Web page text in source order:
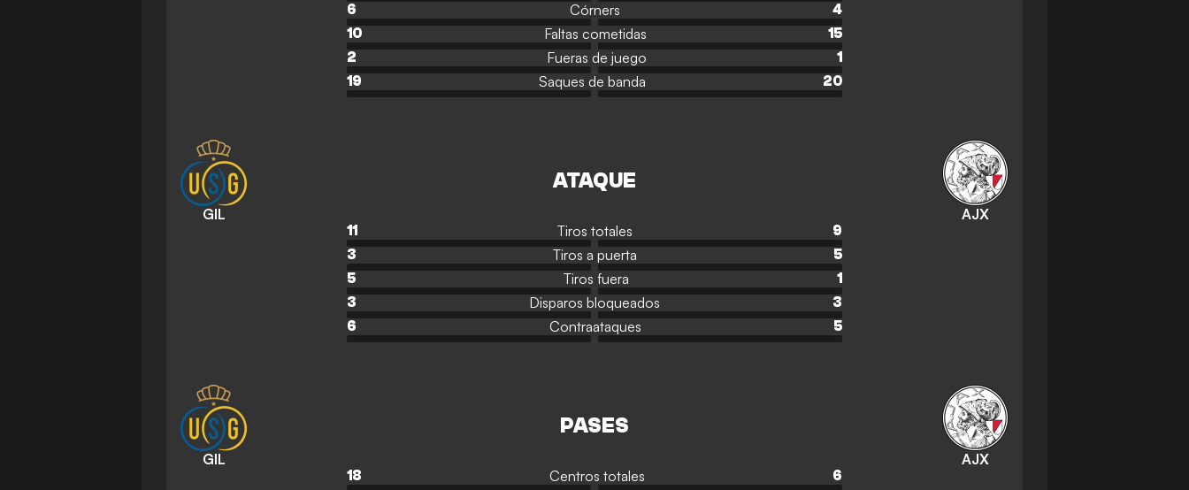
6
Córners
4
10
Faltas cometidas
15
2
Fueras de juego
1
19
Saques de banda 20
GIL
ATAQUE
AJX
11 Tiros totales
9
3
Tiros a puerta
5
5
Tiros fuera
1
3
Disparos bloqueados
3
6
Contraataques 5
GIL
PASES
AJX
18 Centros totales
6